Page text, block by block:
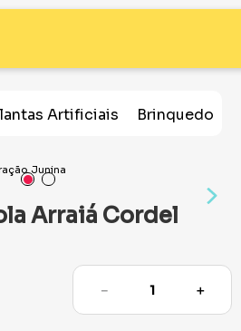
Artificiais Brinquedos
Junina
Arraiá Cordel
＋
－